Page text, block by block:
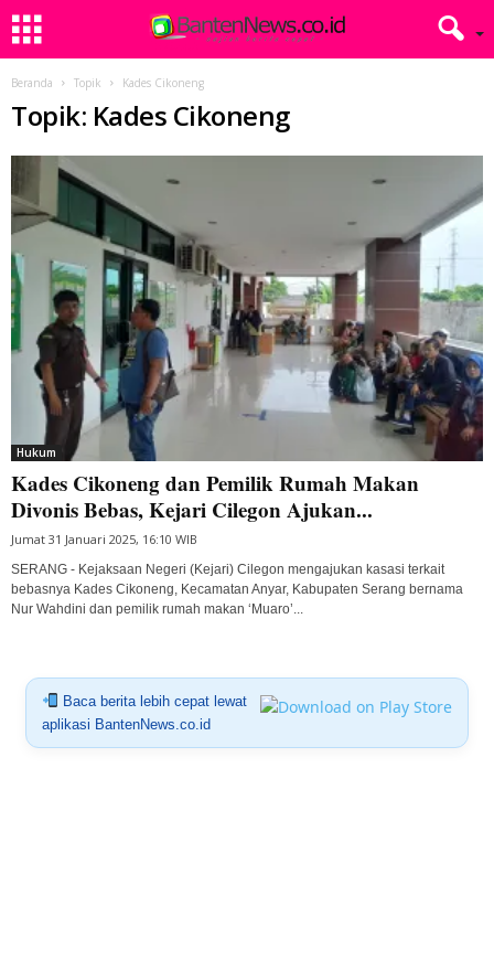
Beranda Topik Kades Cikoneng
Topik: Kades Cikoneng
Hukum
Kades Cikoneng dan Pemilik Rumah Makan
Divonis Bebas, Kejari Cilegon Ajukan...
Jumat 31 Januari 2025, 16:10 WIB
SERANG - Kejaksaan Negeri (Kejari) Cilegon mengajukan kasasi terkait
bebasnya Kades Cikoneng, Kecamatan Anyar, Kabupaten Serang bernama
Nur Wahdini dan pemilik rumah makan ‘Muaro’...
Baca berita lebih cepat lewat
aplikasi BantenNews.co.id